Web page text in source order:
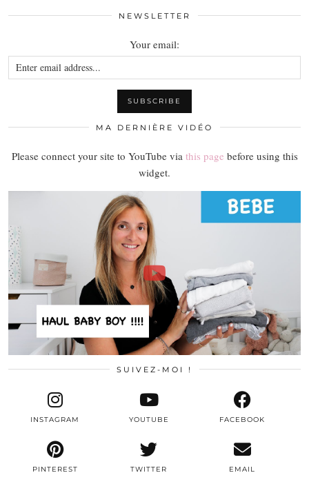
NEWSLETTER
Your email:
MA DERNIÈRE VIDÉO
Please connect your site to YouTube via this page before using this
widget.
SUIVEZ-MOI !
TWITTER
INSTAGRAM FACEBOOK
PINTEREST
YOUTUBE
EMAIL